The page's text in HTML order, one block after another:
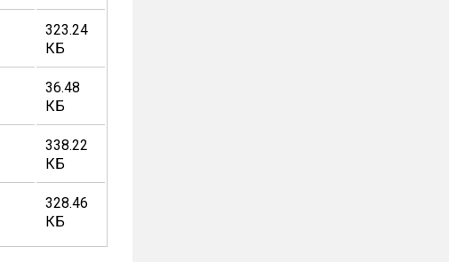
323.24
КБ
36.48
КБ
338.22
КБ
328.46
КБ